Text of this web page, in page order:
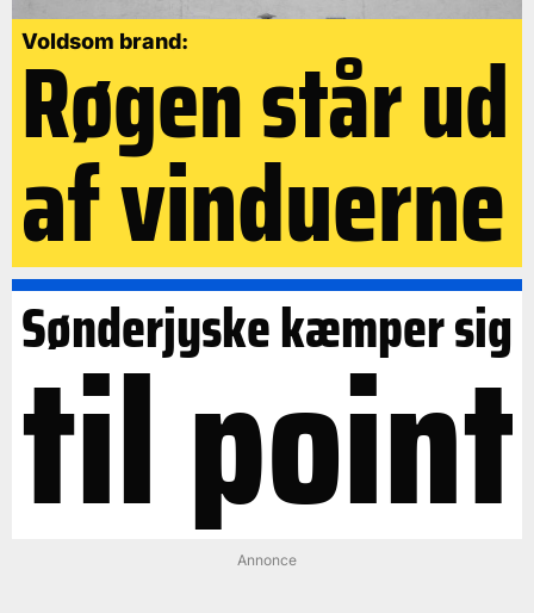
Voldsom brand:
Røgen står ud
af vinduerne
Sønderjyske kæmper sig
til point
Annonce